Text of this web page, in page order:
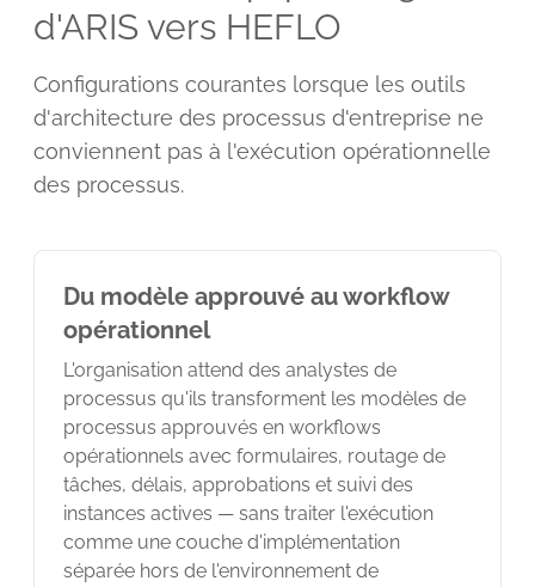
d'ARIS vers HEFLO
Configurations courantes lorsque les outils
d'architecture des processus d'entreprise ne
conviennent pas à l'exécution opérationnelle
des processus.
Du modèle approuvé au workflow
opérationnel
L'organisation attend des analystes de
processus qu'ils transforment les modèles de
processus approuvés en workflows
opérationnels avec formulaires, routage de
tâches, délais, approbations et suivi des
instances actives — sans traiter l'exécution
comme une couche d'implémentation
séparée hors de l'environnement de